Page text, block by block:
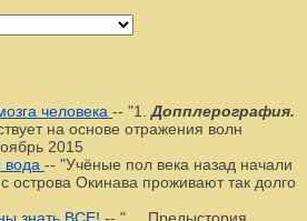
человека -- "1. Допплерография.
на основе отражения волн
2015
вода -- "Учёные пол века назад начали
острова Окинава проживают так долго
знать ВСЕ! -- " Предыстория